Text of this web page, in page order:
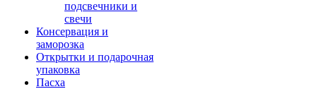
подсвечники и
свечи
Консервация и
заморозка
Открытки и подарочная
упаковка
Пасха